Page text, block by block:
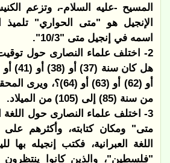
المسيح -عليه السلام-، وتزعم
الإنجيل هو "متى الحواري" تلميذ
اسمه في إنجيل متى "10/3".
2- اختلف علماء النصارى حول
أو (62) أو (63) أو
من سنة (85) إلى (105) من الميلاد.
3- اختلف علماء النصارى حول اللغة
متى" ومكان كتابته، وأكثرهم
اللغة العبرانية، فكتب إنجيله بها
"فلسطين"، والذين كانوا